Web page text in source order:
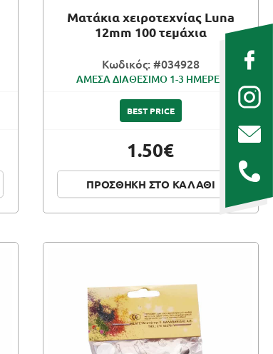
Ματάκια χειροτεχνίας Luna
12mm 100 τεμάχια
Κωδικός: #034928
ΑΜΕΣΑ ΔΙΑΘΕΣΙΜΟ 1-3 ΗΜΕΡΕΣ
BEST PRICE
1.50€
ΠΡΟΣΘΗΚΗ ΣΤΟ ΚΑΛΑΘΙ